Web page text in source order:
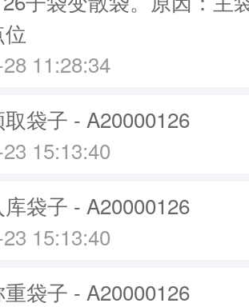
11:28:34
袋子 - A20000126
15:13:40
袋子 - A20000126
15:13:40
袋子 - A20000126